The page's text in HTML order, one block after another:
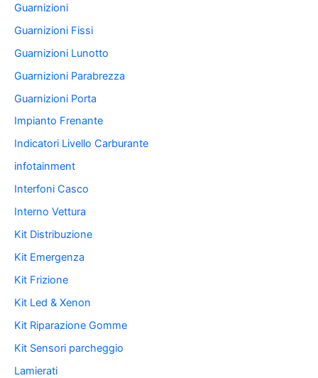
Guarnizioni
Guarnizioni Fissi
Guarnizioni Lunotto
Guarnizioni Parabrezza
Guarnizioni Porta
Impianto Frenante
Indicatori Livello Carburante
infotainment
Interfoni Casco
Interno Vettura
Kit Distribuzione
Kit Emergenza
Kit Frizione
Kit Led & Xenon
Kit Riparazione Gomme
Kit Sensori parcheggio
Lamierati